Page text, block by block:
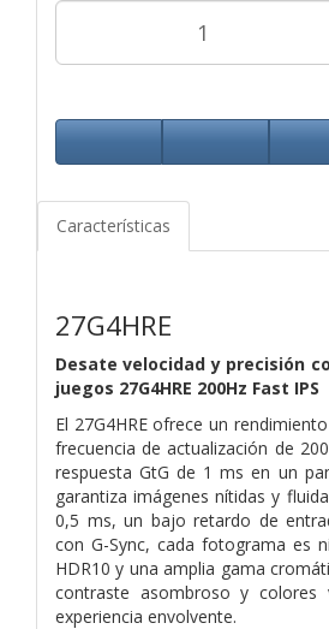
Características
27G4HRE
Desate velocidad y precisión
juegos 27G4HRE 200Hz Fast IPS
El 27G4HRE ofrece un
frecuencia de actualización de
respuesta GtG de 1 ms en un
garantiza imágenes nítidas y
0,5 ms, un bajo retardo de
con G-Sync, cada fotograma es
HDR10 y una amplia gama
contraste asombroso y colores
experiencia envolvente.